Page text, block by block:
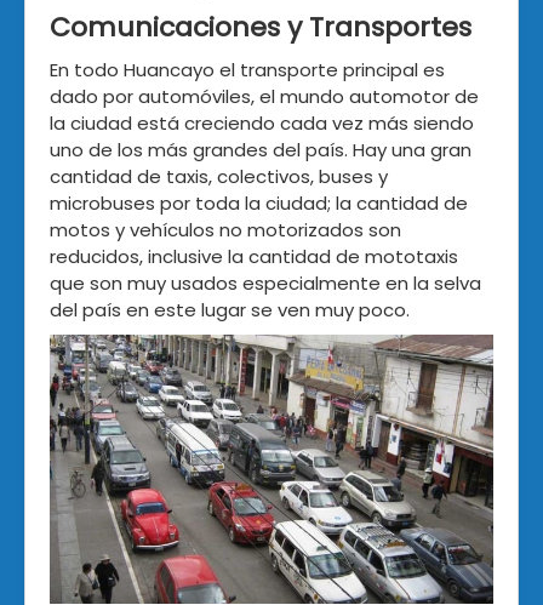
Comunicaciones y Transportes
En todo Huancayo el transporte principal es
dado por automóviles, el mundo automotor de
la ciudad está creciendo cada vez más siendo
uno de los más grandes del país. Hay una gran
cantidad de taxis, colectivos, buses y
microbuses por toda la ciudad; la cantidad de
motos y vehículos no motorizados son
reducidos, inclusive la cantidad de mototaxis
que son muy usados especialmente en la selva
del país en este lugar se ven muy poco.